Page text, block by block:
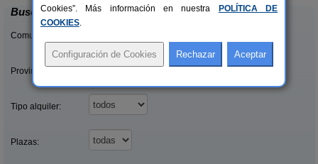
Buscar
Comunidades:
Provincias/Islas:
Tipo alquiler:
Plazas:
Cookies”. Más información en nuestra
POLÍTICA DE
COOKIES.